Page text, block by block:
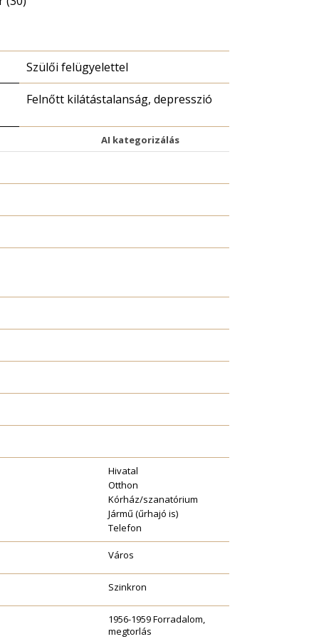
Szülői felügyelettel
Felnőtt kilátástalanság, depresszió
AI kategorizálás
Hivatal
Otthon
Kórház/szanatórium
Jármű (űrhajó is)
Telefon
Város
Szinkron
1956-1959 Forradalom,
megtorlás